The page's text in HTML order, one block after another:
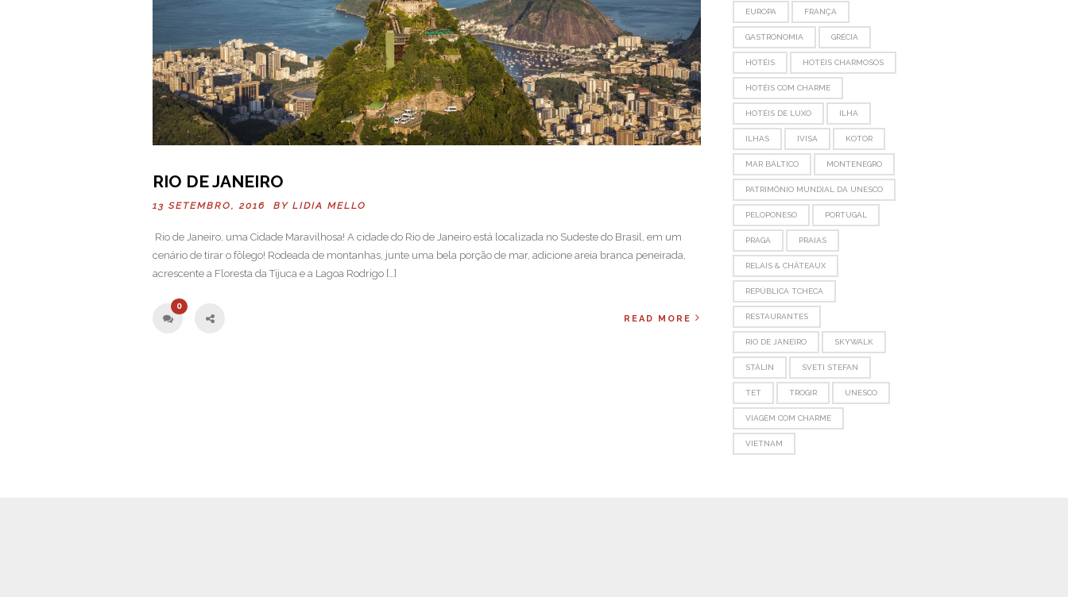
RIO DE JANEIRO
13 SETEMBRO, 2016 BY LIDIA MELLO
Rio de Janeiro, uma Cidade Maravilhosa! A cidade do Rio de Janeiro está localizada no Sudeste do Brasil, em um
cenário de tirar o fôlego! Rodeada de montanhas, junte uma bela porção de mar, adicione areia branca peneirada,
acrescente a Floresta da Tijuca e a Lagoa Rodrigo […]
0
READ MORE
EUROPA FRANÇA
GASTRONOMIA GRÉCIA
HOTÉIS HOTÉIS CHARMOSOS
HOTÉIS COM CHARME
HOTÉIS DE LUXO ILHA
ILHAS IVISA KOTOR
MAR BÁLTICO MONTENEGRO
PATRIMÔNIO MUNDIAL DA UNESCO
PELOPONESO PORTUGAL
PRAGA PRAIAS
RELAIS & CHÂTEAUX
REPÚBLICA TCHECA
RESTAURANTES
RIO DE JANEIRO SKYWALK
STÁLIN SVETI STEFAN
TET TROGIR UNESCO
VIAGEM COM CHARME
VIETNAM